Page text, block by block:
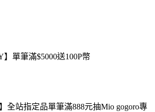
】單筆滿$5000送100P幣
全站指定品單筆滿888元抽Mio gogoro專